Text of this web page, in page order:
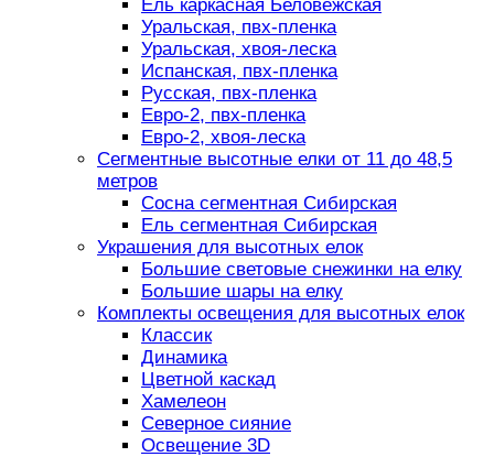
Ель каркасная Беловежская
Уральская, пвх-пленка
Уральская, хвоя-леска
Испанская, пвх-пленка
Русская, пвх-пленка
Евро-2, пвх-пленка
Евро-2, хвоя-леска
Сегментные высотные елки от 11 до 48,5
метров
Сосна сегментная Сибирская
Ель сегментная Сибирская
Украшения для высотных елок
Большие световые снежинки на елку
Большие шары на елку
Комплекты освещения для высотных елок
Классик
Динамика
Цветной каскад
Хамелеон
Северное сияние
Освещение 3D